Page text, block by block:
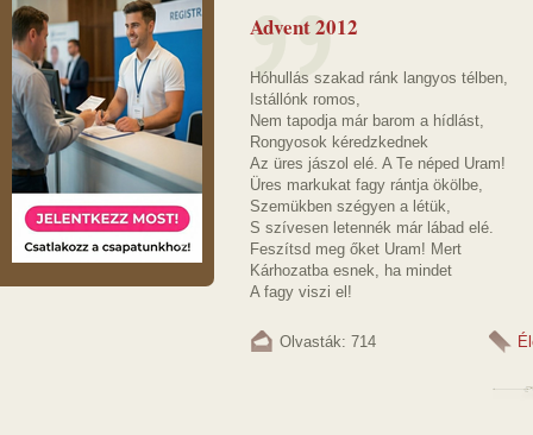
Advent 2012
Hóhullás szakad ránk langyos télben,
Istállónk romos,
Nem tapodja már barom a hídlást,
Rongyosok kéredzkednek
Az üres jászol elé. A Te néped Uram!
Üres markukat fagy rántja ökölbe,
Szemükben szégyen a létük,
S szívesen letennék már lábad elé.
Feszítsd meg őket Uram! Mert
Kárhozatba esnek, ha mindet
A fagy viszi el!
Olvasták: 714